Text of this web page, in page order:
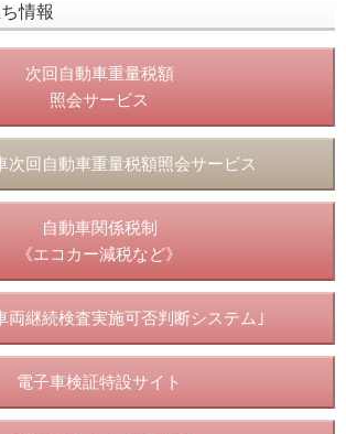
情報
次回自動車重量税額
照会サービス
次回自動車重量税額照会サービス
自動車関係税制
《エコカー減税など》
両継続検査実施可否判断システム｣
電子車検証特設サイト